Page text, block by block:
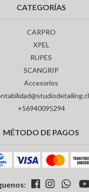
CATEGORÍAS
CARPRO
XPEL
RUPES
SCANGRIP
Accesorios
+56940095294
MÉTODO DE PAGOS